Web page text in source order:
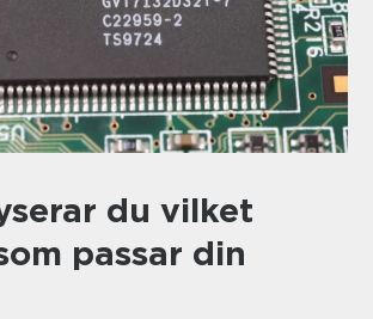
du vilket
passar din